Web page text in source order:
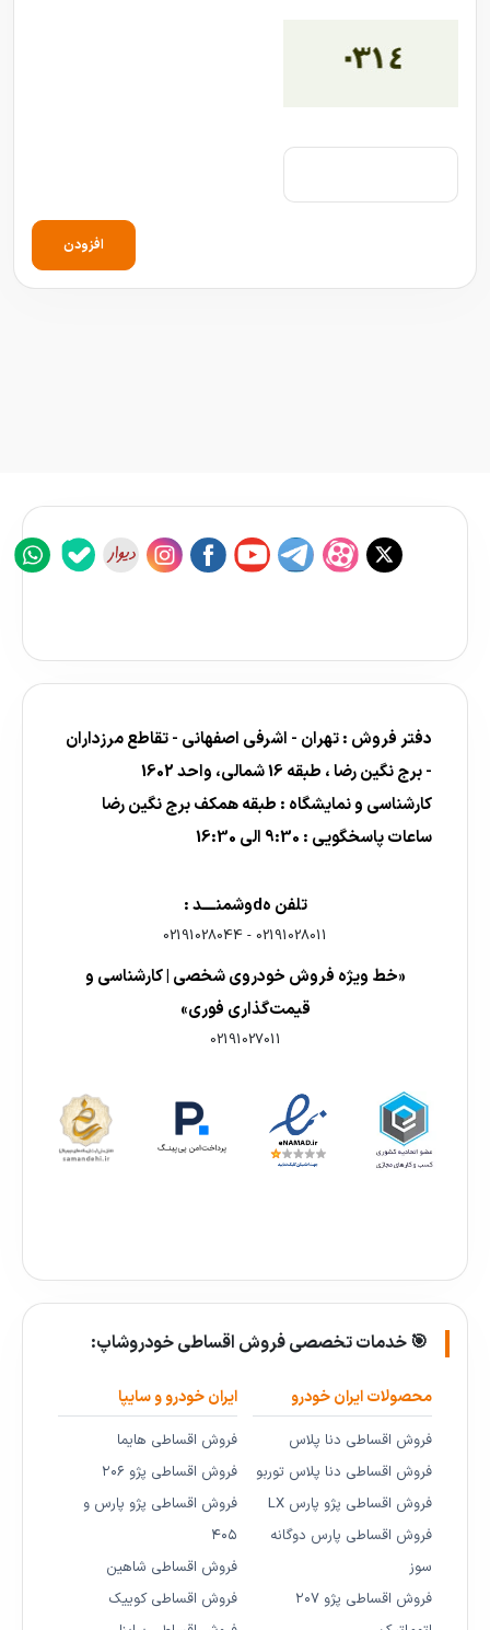
افزودن
دفتر فروش : تهران - اشرفی اصفهانی - تقاطع مرزداران
- برج نگین رضا ، طبقه 16 شمالی، واحد 1602
کارشناسی و نمایشگاه : طبقه همکف برج نگین رضا
ساعات پاسخگویی : 9:30 الی 16:30
تلفن هdوشمنــــد :
02191028011
-
02191028044
«خط ویژه فروش خودروی شخصی | کارشناسی و
قیمت‌گذاری فوری»
02191027011
🎯 خدمات تخصصی فروش اقساطی خودروشاپ:
محصولات ایران خودرو
فروش اقساطی دنا پلاس
فروش اقساطی دنا پلاس توربو
فروش اقساطی پژو پارس LX
فروش اقساطی پارس دوگانه
سوز
فروش اقساطی پژو ۲۰۷
ایران خودرو و سایپا
فروش اقساطی هایما
فروش اقساطی پژو ۲۰۶
فروش اقساطی پژو پارس و
۴۰۵
فروش اقساطی شاهین
فروش اقساطی کوییک